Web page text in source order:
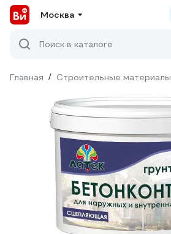
Москва
Поиск в каталоге
Главная / Строительные материалы